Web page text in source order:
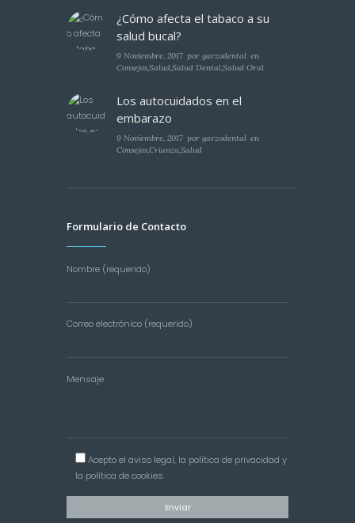
¿Cómo afecta el tabaco a su
salud bucal?
9 Noviembre, 2017 porgarzodental en
Consejos,Salud,Salud Dental,Salud Oral
Los autocuidados en el
embarazo
9 Noviembre, 2017 porgarzodental en
Consejos,Crianza,Salud
Formulario de Contacto
Nombre (requerido)
Correo electrónico (requerido)
Mensaje
Acepto elaviso legal, la política de privacidad y
la política de cookies.